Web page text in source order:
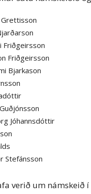
Friðgeirsson
Friðgeirsson
Bjarkason
Jóhannsdóttir
Stefánsson
verið um námskeið